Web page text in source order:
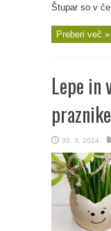
Štupar so v
Preberi več »
Lepe in
praznike
30. 3. 2024